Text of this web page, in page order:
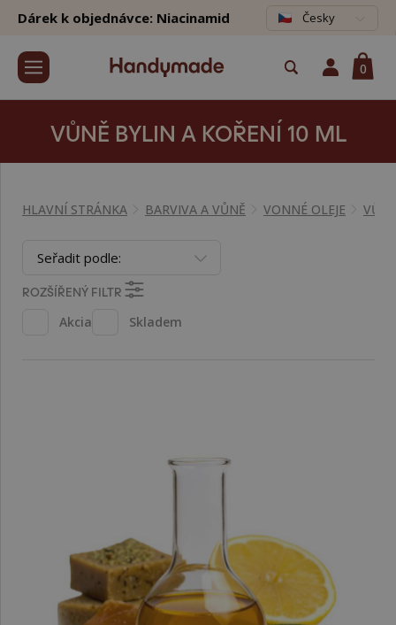
Dárek k objednávce: Niacinamid Česky
0
VŮNĚ BYLIN A KOŘENÍ 10 ML
HLAVNÍ STRÁNKA BARVIVA A VŮNĚ VONNÉ OLEJE
Seřadit podle:
ROZŠÍŘENÝ FILTR
Akcia
Skladem